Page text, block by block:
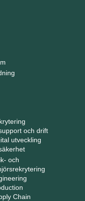
och drift
utveckling
och
Chain